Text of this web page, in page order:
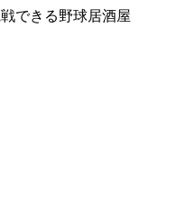
できる野球居酒屋